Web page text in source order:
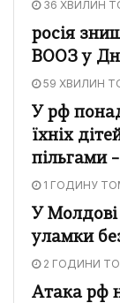
36 ХВИЛИН
росія
ВООЗ у
59 ХВИЛИН
У рф
їхніх
пільгами
1 ГОДИНУ
У
уламки
2 ГОДИНИ
Атака рф